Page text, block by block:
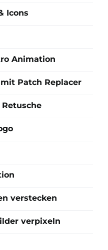
Icons
Animation
Patch Replacer
verstecken
verpixeln